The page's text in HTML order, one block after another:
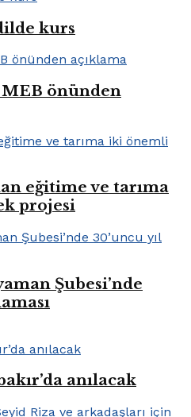
kurs
MEB önünden
eğitime ve tarıma
projesi
Şubesi’nde
anılacak